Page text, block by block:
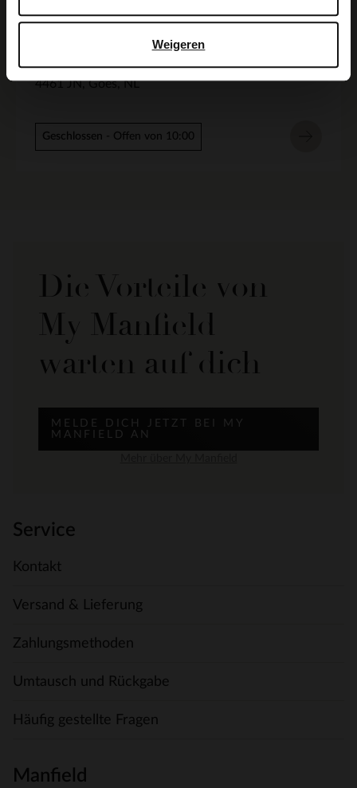
Weigeren
Manfield Goes
4461 JN Goes NL
Geschlossen - Offen von 10:00
Die Vorteile von
My Manfield
warten auf dich
MELDE DICH JETZT BEI MY
MANFIELD AN
Service
Kontakt
Versand & Lieferung
Zahlungsmethoden
Umtausch und Rückgabe
Häufig gestellte Fragen
Manfield